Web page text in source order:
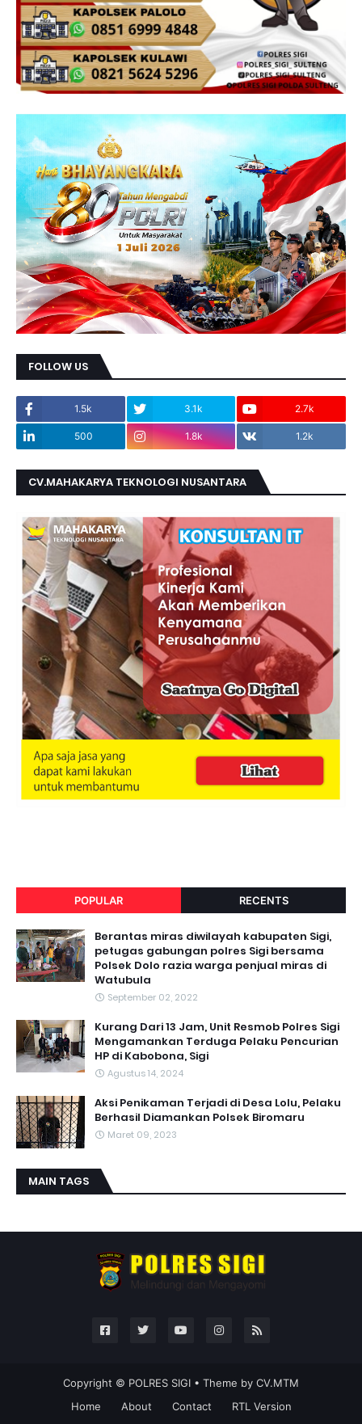
FOLLOW US
1.5k 3.1k 2.7k
500 1.8k 1.2k
CV.MAHAKARYA TEKNOLOGI NUSANTARA
POPULAR RECENTS
Berantas miras diwilayah kabupaten Sigi,
petugas gabungan polres Sigi bersama
Polsek Dolo razia warga penjual miras di
Watubula
September 02, 2022
Kurang Dari 13 Jam, Unit Resmob Polres Sigi
Mengamankan Terduga Pelaku Pencurian
HP di Kabobona, Sigi
Agustus 14, 2024
Aksi Penikaman Terjadi di Desa Lolu, Pelaku
Berhasil Diamankan Polsek Biromaru
Maret 09, 2023
MAIN TAGS
Copyright © POLRES SIGI • Theme by CV.MTM
Home
About Contact RTL Version